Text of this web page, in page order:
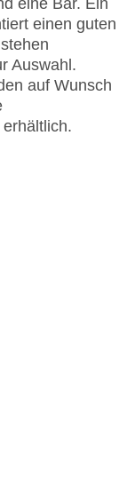
Diners Club,
eine Bar. Ein
einen guten
Auswahl.
auf Wunsch